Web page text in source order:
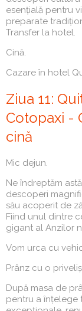
esențială pentru
preparate
Transfer la hotel.
Cină.
Cazare în hotel
Ziua 11:
Cotopaxi -
cină
Mic dejun.
Ne îndreptăm
descoperi
său acoperit de
Fiind unul dintre
gigant al Anzilor
Vom urca cu
Prânz cu o
După masa de
pentru a înțelege